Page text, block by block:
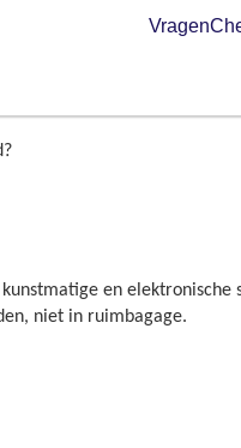
Vragen
en elektronische
niet in ruimbagage.